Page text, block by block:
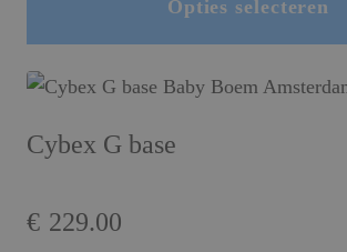
tot
€299.95
Opties selecteren
Cybex G base
€ 229.00